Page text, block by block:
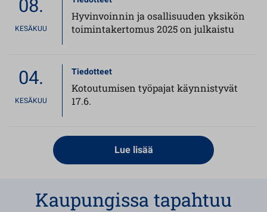
08.
KESÄKUU
Hyvinvoinnin ja osallisuuden yksikön
toimintakertomus 2025 on julkaistu
04.
KESÄKUU
Tiedotteet
Kotoutumisen työpajat käynnistyvät
17.6.
Lue lisää
Kaupungissa tapahtuu